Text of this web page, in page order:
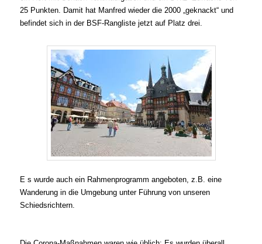
25 Punkten. Damit hat Manfred wieder die 2000 „geknackt“ und
befindet sich in der BSF-Rangliste jetzt auf Platz drei.
E s wurde auch ein Rahmenprogramm angeboten, z.B. eine
Wanderung in die Umgebung unter Führung von unseren
Schiedsrichtern.